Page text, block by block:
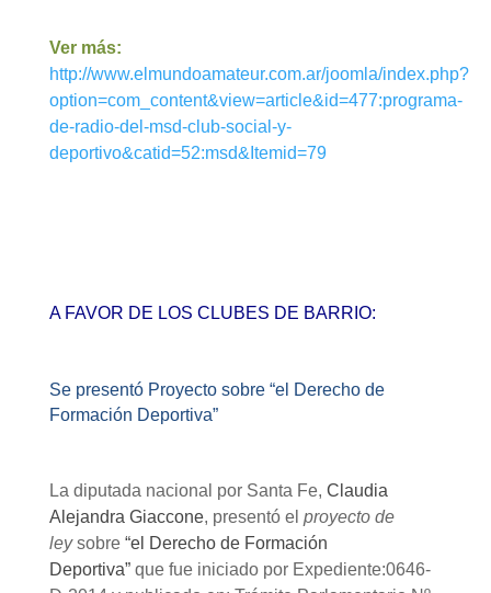
Ver más:
http://www.elmundoamateur.com.ar/joomla/index.php?
option=com_content&view=article&id=477:programa-
de-radio-del-msd-club-social-y-
deportivo&catid=52:msd&Itemid=79
A FAVOR DE LOS CLUBES DE BARRIO:
Se presentó Proyecto sobre “el Derecho de
Formación Deportiva”
La diputada nacional por Santa Fe, Claudia
Alejandra Giaccone, presentó el proyecto de
leysobre “el Derecho de Formación
Deportiva”que fue iniciado por Expediente:0646-